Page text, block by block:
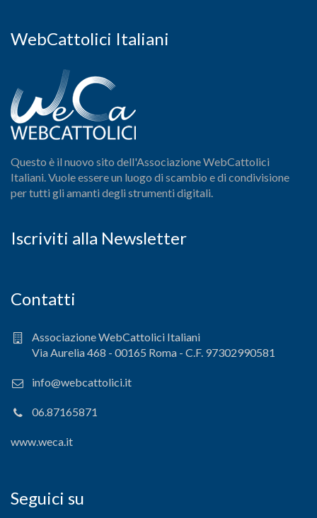
WebCattolici Italiani
Questo è il nuovo sito dell'Associazione WebCattolici
Italiani. Vuole essere un luogo di scambio e di condivisione
per tutti gli amanti degli strumenti digitali.
Iscriviti alla Newsletter
Contatti
Associazione WebCattolici Italiani
Via Aurelia 468 - 00165 Roma - C.F. 97302990581
info@webcattolici.it
06.87165871
www.weca.it
Seguici su